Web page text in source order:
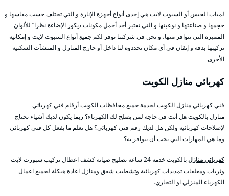
لمبات الجبس أو السبوت لايت هي إحدى أنواع أجهزة الإنارة و التي تختلف حسب مقاسها و
حجمها و صناعتها و نوعيتها و التي تعتبر أحد أجمل مكونات ديكور الإضاءة نظرا” للألوان
المميزة التي تتوافر منها، و نحن في شركتنا نوفر لكم جميع أنواع السبوت لايت و إمكانية
تركيبها بدقة و إتقان في أي مكان تحددوه لنا داخل أو خارج المنازل و المنشآت السكنية
الأخرى.
كهربائي منازل الكويت
فني كهربائي منازل الكويت لخدمة جميع محافظات الكويت أرقام فني كهربائي
منازل بالكويت هل أنت في حاجة لمن يصلح لك الكهرباء؟ ربما يكون لديك أشياء تحتاج
لإصلاحات كهربائية ولكن هل لديك رقم فني كهربائي؟ هل تعلم ما يفعل كل فني كهربائي
وما هي المهارات التي يجب أن تتوافر به؟
كهربائي منازل
بالكويت خدمة 24 ساعه تصليح صيانة كشف اعطال تركيب سبورت لايت
وثريات ومعلقات تمديدات كهربائية وتشطيب شقق ومنازل اعادة هيكلة لجميع اعمال
الكهرباء المنزلي او التجاري.